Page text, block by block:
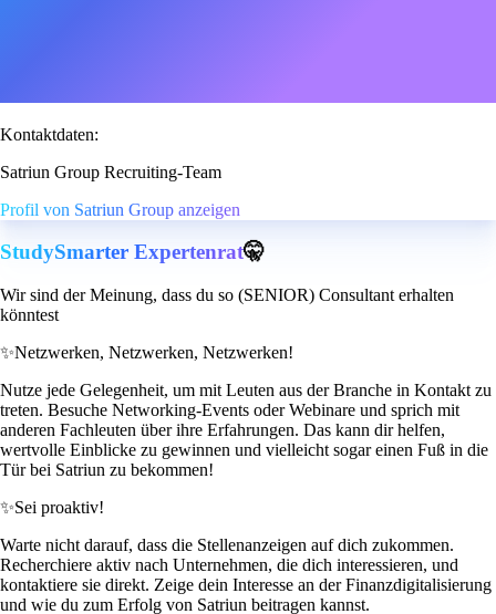
Kontaktdaten:
Satriun Group Recruiting-Team
Profil von Satriun Group anzeigen
StudySmarter Expertenrat🤫
Wir sind der Meinung, dass du so (SENIOR) Consultant erhalten
könntest
✨Netzwerken, Netzwerken, Netzwerken!
Nutze jede Gelegenheit, um mit Leuten aus der Branche in Kontakt zu
treten. Besuche Networking-Events oder Webinare und sprich mit
anderen Fachleuten über ihre Erfahrungen. Das kann dir helfen,
wertvolle Einblicke zu gewinnen und vielleicht sogar einen Fuß in die
Tür bei Satriun zu bekommen!
✨Sei proaktiv!
Warte nicht darauf, dass die Stellenanzeigen auf dich zukommen.
Recherchiere aktiv nach Unternehmen, die dich interessieren, und
kontaktiere sie direkt. Zeige dein Interesse an der Finanzdigitalisierung
und wie du zum Erfolg von Satriun beitragen kannst.